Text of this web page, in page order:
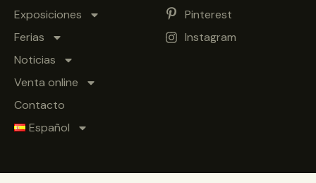
Exposiciones
Ferias
Noticias
Venta online
Contacto
Español
Pinterest
Instagram